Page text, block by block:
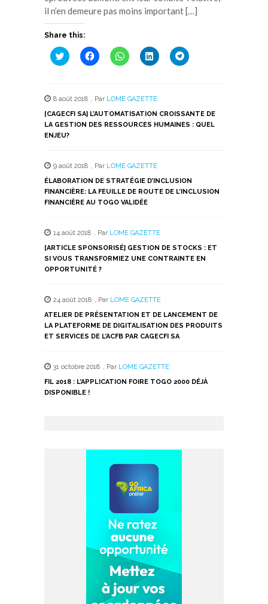
il n’en demeure pas moins important […]
Share this:
Cliquez
pour
une
nouvelle
fenêtre)
Cliquez
pour
une
nouvelle
fenêtre)
Cliquez
pour
une
nouvelle
fenêtre)
Cliquez
pour
une
nouvelle
fenêtre)
Cliquez
pour
nouvelle
fenêtre)
8 août 2018 , Par LOME GAZETTE
[CAGECFI SA] L’AUTOMATISATION CROISSANTE DE
LA GESTION DES RESSOURCES HUMAINES : QUEL
ENJEU?
9 août 2018 , Par LOME GAZETTE
ÉLABORATION DE STRATÉGIE D’INCLUSION
FINANCIÈRE: LA FEUILLE DE ROUTE DE L’INCLUSION
FINANCIÈRE AU TOGO VALIDÉE
14 août 2018 , Par LOME GAZETTE
[ARTICLE SPONSORISÉ] GESTION DE STOCKS : ET
SI VOUS TRANSFORMIEZ UNE CONTRAINTE EN
OPPORTUNITÉ ?
24 août 2018 , Par LOME GAZETTE
ATELIER DE PRÉSENTATION ET DE LANCEMENT DE
LA PLATEFORME DE DIGITALISATION DES PRODUITS
ET SERVICES DE L’ACFB PAR CAGECFI SA
31 octobre 2018 , Par LOME GAZETTE
FIL 2018 : L’APPLICATION FOIRE TOGO 2000 DÉJÀ
DISPONIBLE !